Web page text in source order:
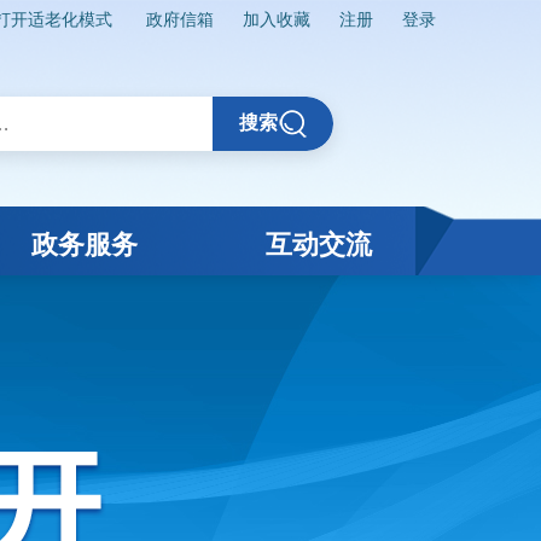
开适老化模式 政府信箱 加入收藏 注册 登录
搜索
政务服务 互动交流